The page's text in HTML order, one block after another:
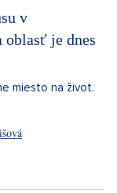
v
je dnes
miesto na život.